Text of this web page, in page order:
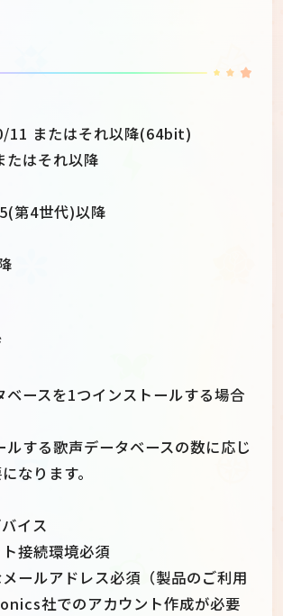
またはそれ以降(64bit)
はそれ以降
第4世代)以降
ースを1つインストールする場合
する歌声データベースの数に応じ
なります。
イス
接続環境必須
ールアドレス必須（製品のご利用
社でのアカウント作成が必要